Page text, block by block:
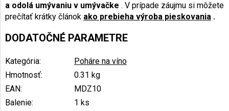
a odolá umývaniu v umývačke . V prípade záujmu si môžete
prečítať krátky článok ako prebieha výroba pieskovania .
DODATOČNÉ PARAMETRE
Kategória:
Poháre na víno
Hmotnosť:
0.31 kg
EAN:
MDZ10
Balenie:
1 ks